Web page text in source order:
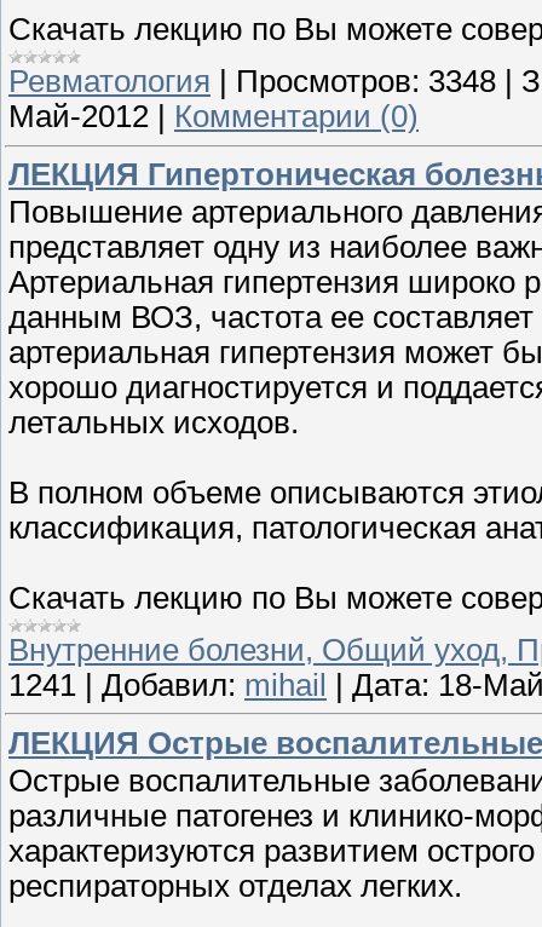
Скачать лекцию по Вы можете
Ревматология
Просмотров: 3348
Май-2012
Комментарии (0)
ЛЕКЦИЯ Гипертоническая
Повышение артериального
представляет одну из наиболее
Артериальная гипертензия широко
данным ВОЗ, частота ее
артериальная гипертензия может
хорошо диагностируется и
летальных исходов.
В полном объеме описываются
классификация, патологическая
Скачать лекцию по Вы можете
Внутренние болезни, Общий уход,
1241
Добавил: mihail Дата: 18-
ЛЕКЦИЯ Острые воспалительные
Острые воспалительные
различные патогенез и клинико-
характеризуются развитием
респираторных отделах легких.